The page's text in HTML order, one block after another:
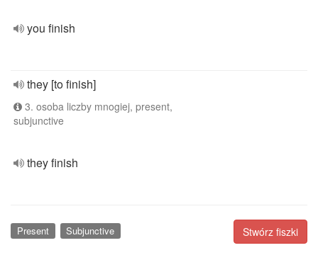
you finish
they [to finish]
3. osoba liczby mnogiej, present,
subjunctive
they finish
Stwórz fiszki
Present Subjunctive